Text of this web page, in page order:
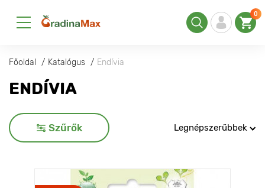
0
Főoldal Katalógus Endívia
ENDÍVIA
Szűrők Legnépszerűbbek